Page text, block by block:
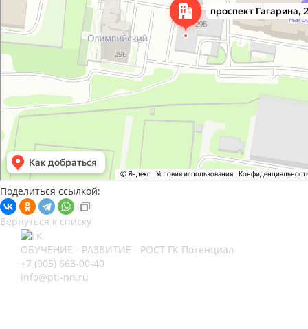
Поделиться ссылкой:
Вернуться к списку
ОБУЧЕНИЕ - РАЗВИТИЕ - РОСТ ГК Потенциал
+7 (905) 663-00-40
info@ptl-nn.ru